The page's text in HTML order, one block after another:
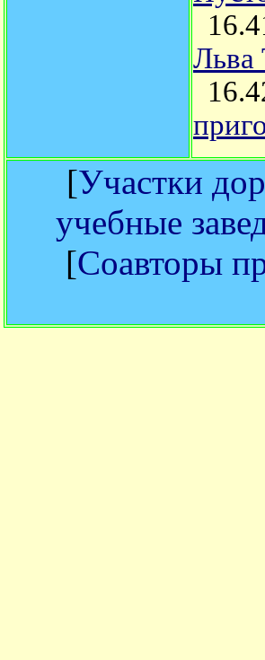
Льва
[Участки
учебные
[Соавторы